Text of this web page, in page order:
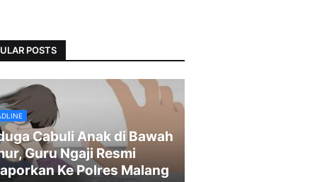
POSTS
Cabuli Anak di Bawah
Guru Ngaji Resmi
Ke Polres Malang